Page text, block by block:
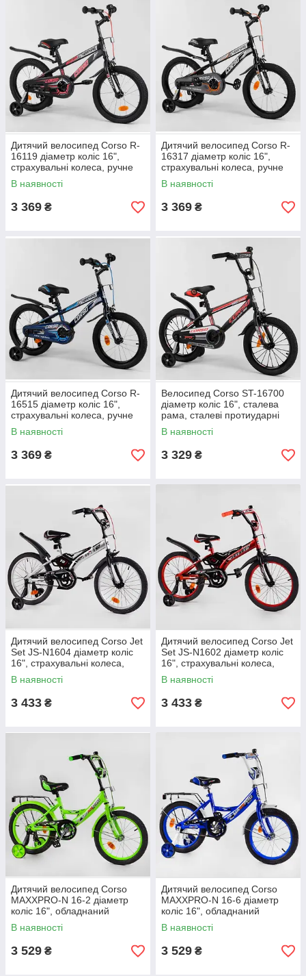
Дитячий велосипед Corso R-
16119 діаметр коліс 16",
страхувальні колеса, ручне
гальмо та дзвіночок
В наявності
3 369 ₴
Дитячий велосипед Corso R-
16317 діаметр коліс 16",
страхувальні колеса, ручне
гальмо та дзвіночок
В наявності
3 369 ₴
Дитячий велосипед Corso R-
16515 діаметр коліс 16",
страхувальні колеса, ручне
гальмо та дзвіночок
В наявності
3 369 ₴
Велосипед Corso ST-16700
діаметр коліс 16", сталева
рама, сталеві протиударні
диски з посиленою спицею
В наявності
3 329 ₴
Дитячий велосипед Corso Jet
Set JS-N1604 діаметр коліс
16", страхувальні колеса,
ножне гальмо та дзвіночок
В наявності
3 433 ₴
Дитячий велосипед Corso Jet
Set JS-N1602 діаметр коліс
16", страхувальні колеса,
ножне гальмо та дзвіночок
В наявності
3 433 ₴
Дитячий велосипед Corso
MAXXPRO-N 16-2 діаметр
коліс 16", обладнаний
страхувальними колесами,
ручне гальмо
В наявності
3 529 ₴
Дитячий велосипед Corso
MAXXPRO-N 16-6 діаметр
коліс 16", обладнаний
страхувальними колесами,
ручне гальмо
В наявності
3 529 ₴